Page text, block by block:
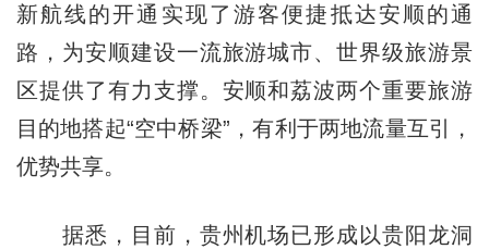
新航线的开通实现了游客便捷抵达安顺的通
路，为安顺建设一流旅游城市、世界级旅游景
区提供了有力支撑。安顺和荔波两个重要旅游
目的地搭起“空中桥梁”，有利于两地流量互引，
优势共享。
据悉，目前，贵州机场已形成以贵阳龙洞